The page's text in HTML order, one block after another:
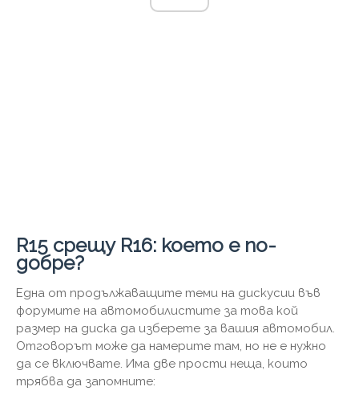
R15 срещу R16: което е по-
добре?
Една от продължаващите теми на дискусии във
форумите на автомобилистите за това кой
размер на диска да изберете за вашия автомобил.
Отговорът може да намерите там, но не е нужно
да се включвате. Има две прости неща, които
трябва да запомните: